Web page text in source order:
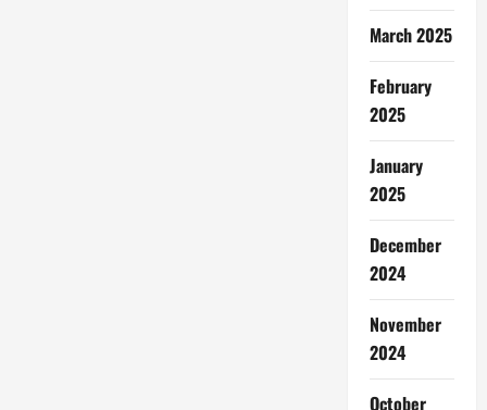
March 2025
February
2025
January
2025
December
2024
November
2024
October